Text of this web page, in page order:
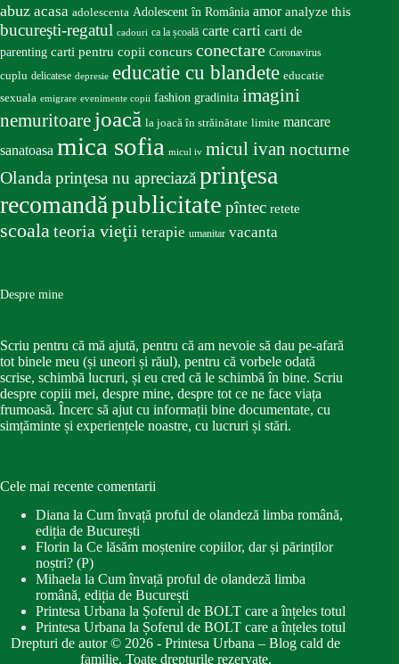
abuz acasa adolescenta Adolescent în România amor analyze this
bucureşti-regatul cadouri ca la școală carte carti carti de
parenting carti pentru copii concurs conectare Coronavirus
cuplu delicatese depresie educatie cu blandete educatie
sexuala emigrare evenimente copii fashion gradinita imagini
nemuritoare joacă la joacă în străinătate limite mancare
sanatoasa mica sofia micul iv micul ivan nocturne
Olanda prinţesa nu apreciază prinţesa
recomandăpublicitate pîntec retete
scoala teoria vieţii terapie umanitar vacanta
Despre mine
Scriu pentru că mă ajută, pentru că am nevoie să dau pe-afară
tot binele meu (și uneori și răul), pentru că vorbele odată
scrise, schimbă lucruri, și eu cred că le schimbă în bine. Scriu
despre copiii mei, despre mine, despre tot ce ne face viața
frumoasă. Încerc să ajut cu informații bine documentate, cu
simțăminte și experiențele noastre, cu lucruri și stări.
Cele mai recente comentarii
Diana la Cum învață proful de olandeză limba română,
ediția de București
Florin la Ce lăsăm moștenire copiilor, dar și părinților
noștri? (P)
Mihaela la Cum învață proful de olandeză limba
română, ediția de București
Printesa Urbana la Șoferul de BOLT care a înțeles totul
Printesa Urbana la Șoferul de BOLT care a înțeles totul
Drepturi de autor © 2026 - Printesa Urbana – Blog cald de
familie. Toate drepturile rezervate.